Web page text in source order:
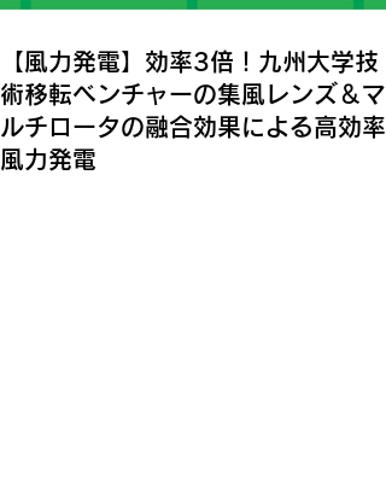
【風力発電】効率3倍！九州大学技
術移転ベンチャーの集風レンズ＆マ
ルチロータの融合効果による高効率
風力発電